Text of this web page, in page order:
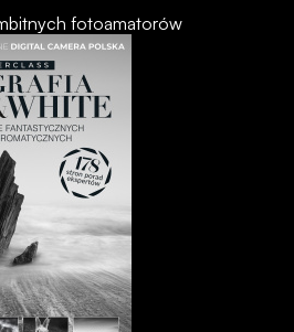
fotoamatorów